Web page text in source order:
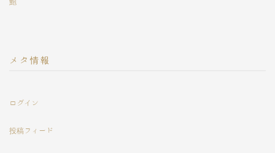
メタ情報
ログイン
投稿フィード